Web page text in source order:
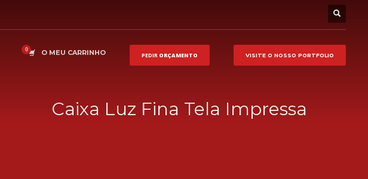
O MEU CARRINHO PEDIR ORÇAMENTO VISITE O NOSSO PORTFOLIO
Caixa Luz Fina Tela Impressa